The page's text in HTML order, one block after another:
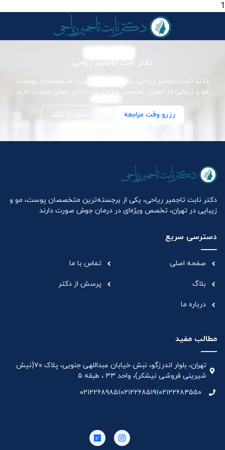
1
دکتر نابت تاجمیر ریاحی
دکتر نابت تاجمیر ریاحی، یکی از برجسته‌ترین متخصصان پوست،
مو و زیبایی در تهران، تخصص ویژه‌ای در درمان جوش صورت دارند
رزرو وقت مراجعه پرسش از دکتر
دکتر نابت تاجمیر ریاحی، یکی از برجسته‌ترین متخصصان پوست، مو و
زیبایی در تهران، تخصص ویژه‌ای در درمان جوش صورت دارند
دسترسی سریع
صفحه اصلی
بلاگ
درباره ما
تماس با ما
پرسش از دکتر
مطالب مفید
تهران، بلوار اندرزگو، نبش خیابان عبداللهی جنوبی، پلاک ۷۰(نیش
شیرینی فروشی نیشکر)، واحد ۳۳ ، طبقه ۵
۰۲۱۲۲۶۸۴۵۵۰۰۲۱۲۲۶۸۵۱۹۱۰۲۱۲۲۶۸۹۸۵۱